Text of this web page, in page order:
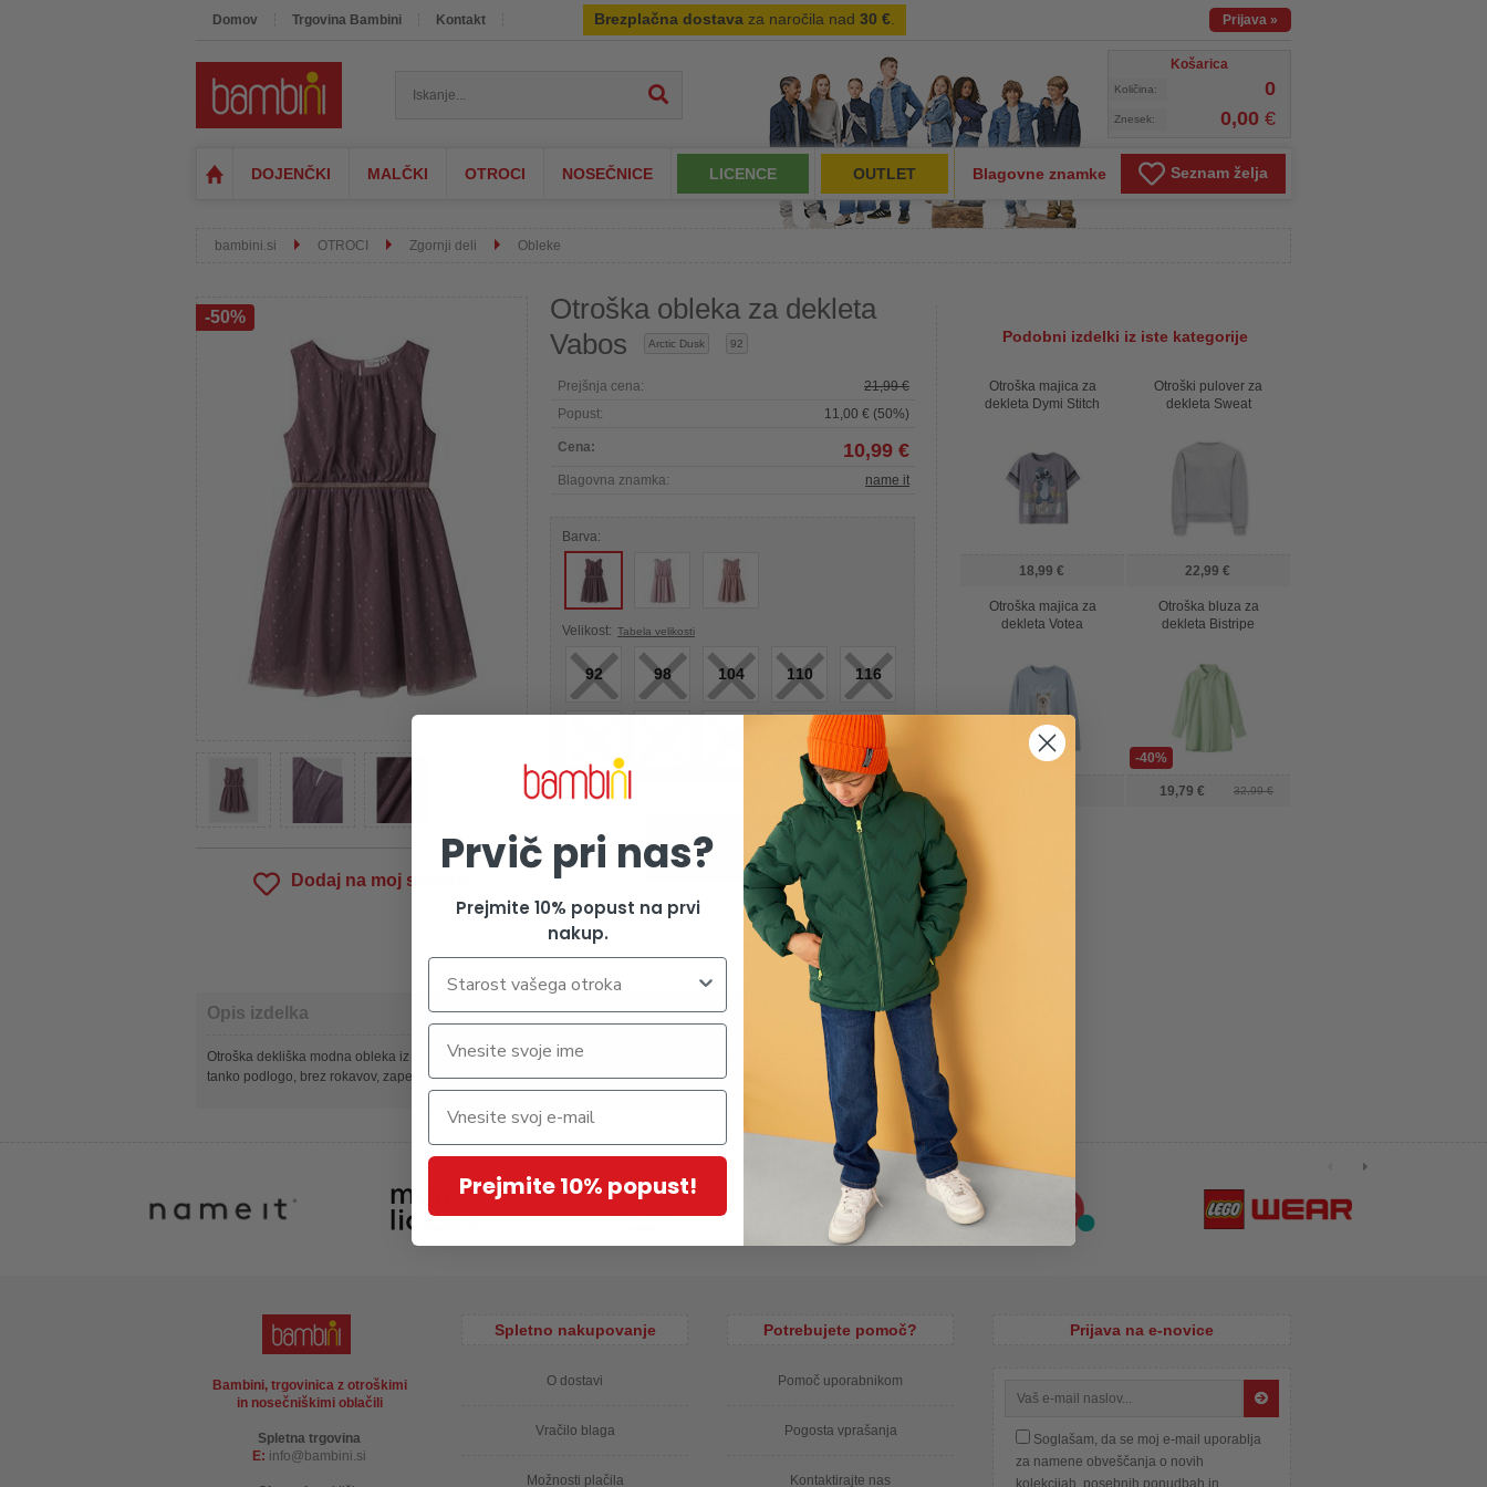
Domov Trgovina Bambini Kontakt Brezplačna dostava za naročila nad 30 € Prijava »
Košarica
Količina: 0
Znesek: 0,00 €
DOJENČKI MALČKI OTROCI NOSEČNICE LICENCE OUTLET Blagovne znamke Seznam želja
bambini.si OTROCI Zgornji deli Obleke
Otroška obleka za dekleta
Vabos
Arctic Dusk 92
-50%
Dodaj na moj seznam
Prejšnja cena:
21,99 €
Popust:
11,00 € (50%)
Cena: 10,99 €
Blagovna znamka: name it
Barva:
Velikost: Tabela velikosti
92
× 98
× 104
× 110
× 116
×
××× 146
× 152
×
Izdelek je žal razprodan
Opis izdelka
Otroška dekliška modna obleka iz tila, z all over vzorcem s pikami, z okrasnim paščkom z bleščicami, podložena s
tanko podlogo, brez rokavov, zapenjanje z gumbom zadaj. Material: 100% poliester; podloga: 100% poliester
Podobni izdelki iz iste kategorije
Otroška majica za
dekleta Dymi Stitch
18,99 €
Otroški pulover za
dekleta Sweat
22,99 €
Otroška majica za
dekleta Votea
-40%
Otroška bluza za
dekleta Bistripe
32,99 €
19,79 €
Bambini, trgovinica z otroškimi
in nosečniškimi oblačili
Spletna trgovina
E: info bambini.si
Spletno nakupovanje
O dostavi
Vračilo blaga
Možnosti plačila
Potrebujete pomoč?
Pomoč uporabnikom
Pogosta vprašanja
Kontaktirajte nas
Prijava na e-novice
Soglašam, da se moj e-mail uporablja
za namene obveščanja o novih
kolekcijah, posebnih ponudbah in
Prvič pri nas?
Prejmite 10% popust na prvi
nakup.
Prejmite 10% popust!